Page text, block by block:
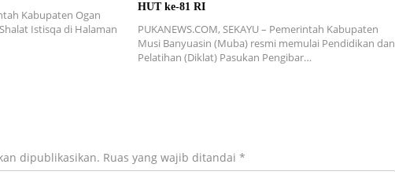
Kabupaten Ogan
Istisqa di Halaman
HUT ke-81 RI
PUKANEWS.COM, SEKAYU – Pemerintah Kabupaten
Musi Banyuasin (Muba) resmi memulai Pendidikan dan
Pelatihan (Diklat) Pasukan Pengibar…
dipublikasikan. Ruas yang wajib ditandai *